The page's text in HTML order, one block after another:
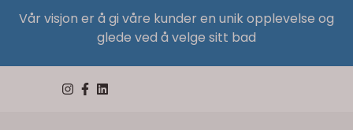
Vår visjon er å gi våre kunder en unik opplevelse og
glede ved å velge sitt bad